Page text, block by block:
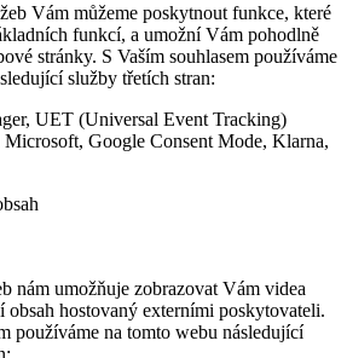
Vám můžeme poskytnout funkce, které
funkcí, a umožní Vám pohodlně
stránky. S Vaším souhlasem používáme
služby třetích stran:
UET (Universal Event Tracking)
Google Consent Mode, Klarna,
nám umožňuje zobrazovat Vám videa
obsah hostovaný externími poskytovateli.
používáme na tomto webu následující